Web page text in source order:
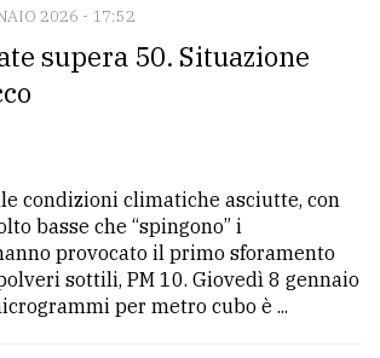
2026 - 17:52
supera 50. Situazione
condizioni climatiche asciutte, con
basse che “spingono” i
provocato il primo sforamento
sottili, PM 10. Giovedì 8 gennaio
per metro cubo è ...